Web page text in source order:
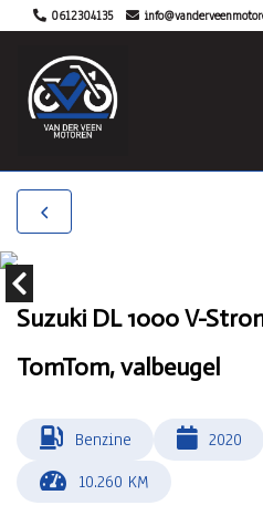
0612304135
Suzuki DL 1000 V-
TomTom, valbeugel
Benzine 2020
10.260 KM